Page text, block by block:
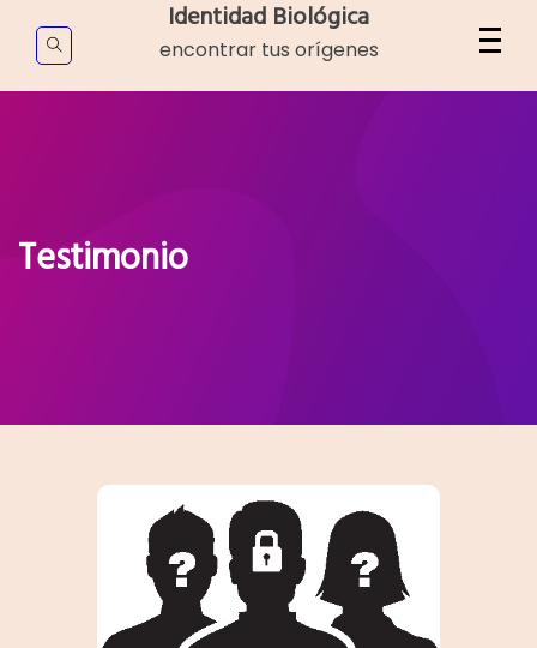
content
Identidad Biológica
encontrar tus orígenes
Testimonio